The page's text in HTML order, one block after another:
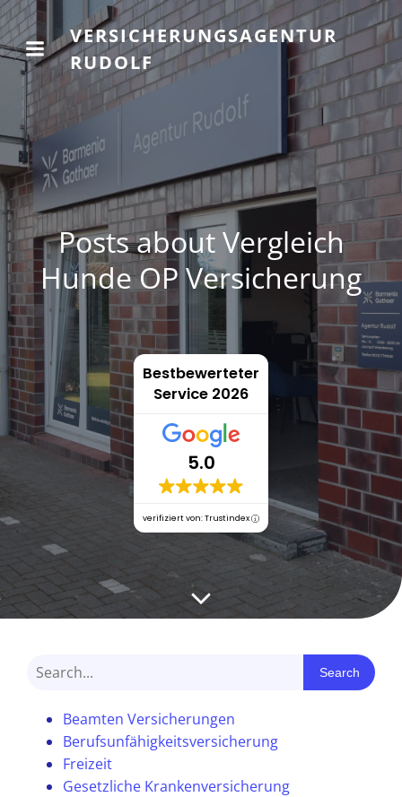
VERSICHERUNGSAGENTUR
RUDOLF
Posts about Vergleich
Hunde OP Versicherung
Bestbewerteter
Service 2026
5.0
verifiziert von: Trustindex
Search
Beamten Versicherungen
Berufsunfähigkeitsversicherung
Freizeit
Gesetzliche Krankenversicherung